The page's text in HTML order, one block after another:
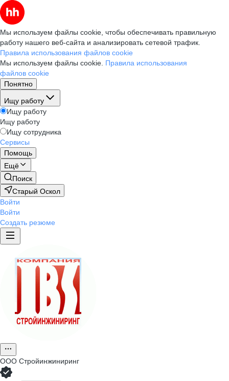
Мы используем файлы cookie, чтобы обеспечивать правильную
работу нашего веб-сайта и анализировать сетевой трафик.
Правила использования файлов cookie
Мы используем файлы cookie. Правила использования
файлов cookie
Понятно
Ищу работу
Ищу работу
Ищу работу
Ищу сотрудника
Сервисы
Помощь
Ещё
Поиск
Старый Оскол
Войти
Войти
Создать резюме
ООО Стройинжиниринг